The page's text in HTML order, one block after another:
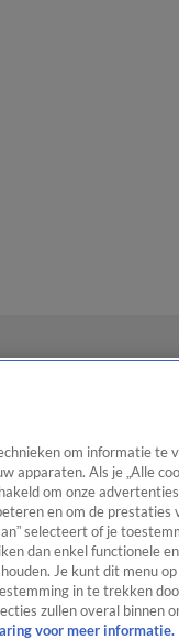
om informatie te
apparaten. Als je „Alle
om onze
en om de prestaties
selecteert of je
dan enkel functionele
Je kunt dit menu
in te trekken
zullen overal binnen
voor meer informatie.